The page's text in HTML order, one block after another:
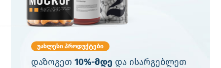
უახლესი პროდუქტები
დაზოგეთ 10%-მდე და ისარგებლეთ